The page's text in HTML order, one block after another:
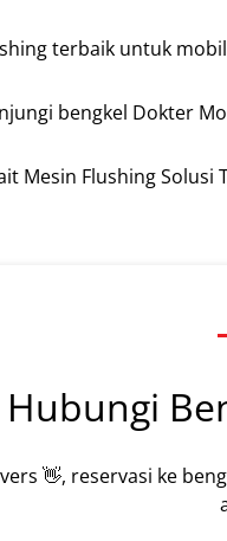
terbaik untuk
bengkel Dokter
Mesin Flushing Solusi
Hubungi
👋, reservasi ke